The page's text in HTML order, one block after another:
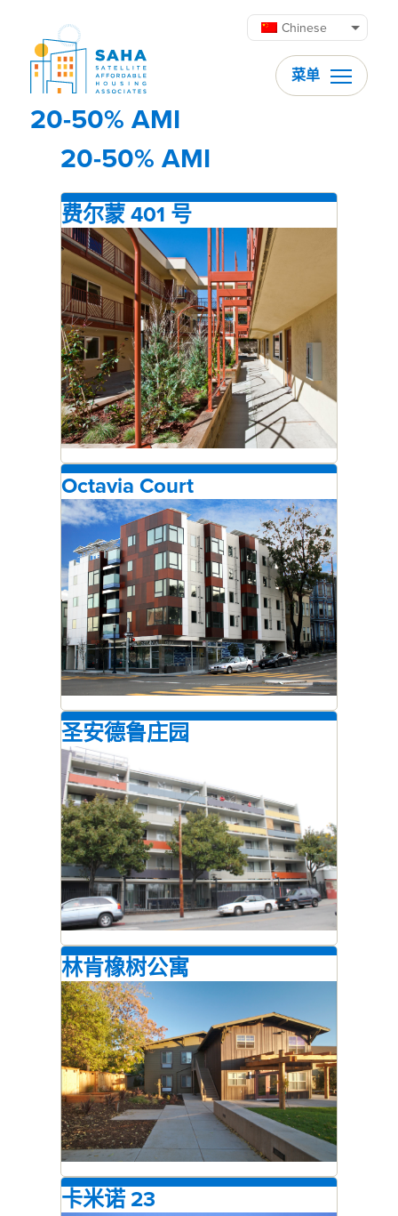
Chinese
菜单
20-50% AMI
20-50% AMI
费尔蒙 401 号
Octavia Court
圣安德鲁庄园
林肯橡树公寓
卡米诺 23